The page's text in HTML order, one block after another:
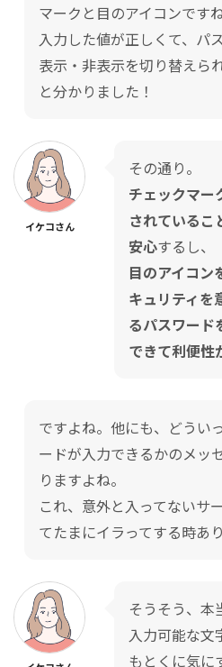
マークと目のアイコンですね
入力した値が正しくて、パ
表示・非表示を切り替えら
と分かりました！
イケコさん
その通り。
チェックマー
されているこ
安心するし、
目のアイコン
キュリティを
るパスワード
できて利便性
ですよね。他にも、どうい
ードが入力できるかのメッ
りますよね。
これ、意外と入ってないサ
てたまにイラってする時あ
そうそう、本
入力可能な
もとくに気に